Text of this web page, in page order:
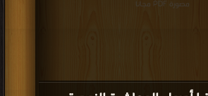
! أصول المعاشرة الزوجية ..